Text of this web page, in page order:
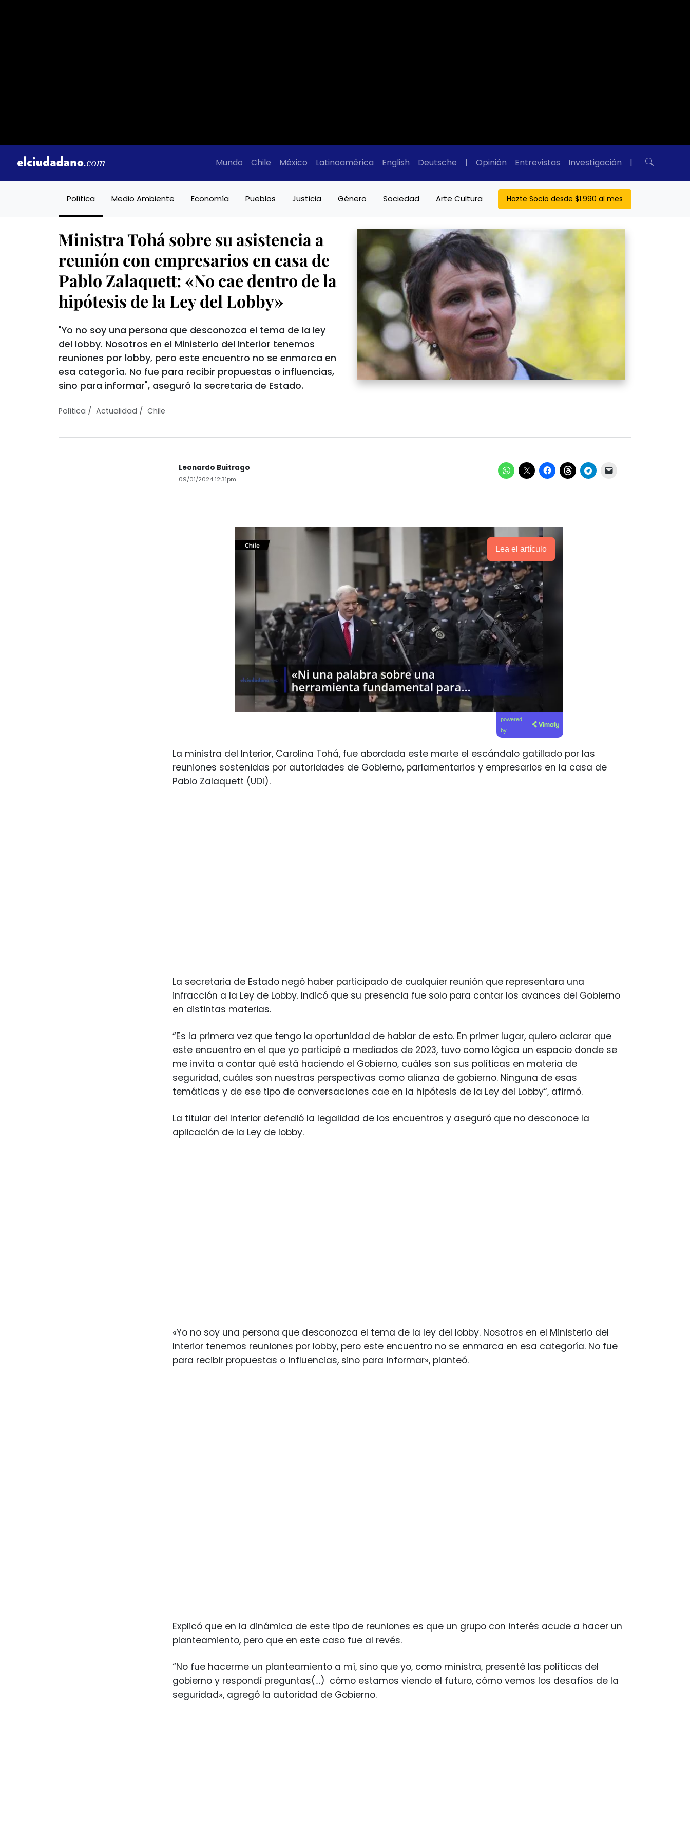
Mundo Chile México Latinoamérica English Deutsche | Opinión Entrevistas Investigación |
Política Medio Ambiente Economía Pueblos Justicia Género Sociedad Arte Cultura Hazte Socio desde $1.990 al mes
Ministra Tohá sobre su asistencia a
reunión con empresarios en casa de
Pablo Zalaquett: «No cae dentro de la
hipótesis de la Ley del Lobby»
"Yo no soy una persona que desconozca el tema de la ley
del lobby. Nosotros en el Ministerio del Interior tenemos
reuniones por lobby, pero este encuentro no se enmarca en
esa categoría. No fue para recibir propuestas o influencias,
sino para informar", aseguró la secretaria de Estado.
Política / Actualidad / Chile
Leonardo Buitrago
09/01/2024 12:31pm
Lea el artículo
powered
by
La ministra del Interior, Carolina Tohá, fue abordada este marte el escándalo gatillado por las
reuniones sostenidas por autoridades de Gobierno, parlamentarios y empresarios en la casa de
Pablo Zalaquett (UDI).
La secretaria de Estado negó haber participado de cualquier reunión que representara una
infracción a la Ley de Lobby. Indicó que su presencia fue solo para contar los avances del Gobierno
en distintas materias.
“Es la primera vez que tengo la oportunidad de hablar de esto. En primer lugar, quiero aclarar que
este encuentro en el que yo participé a mediados de 2023, tuvo como lógica un espacio donde se
me invita a contar qué está haciendo el Gobierno, cuáles son sus políticas en materia de
seguridad, cuáles son nuestras perspectivas como alianza de gobierno. Ninguna de esas
temáticas y de ese tipo de conversaciones cae en la hipótesis de la Ley del Lobby“, afirmó.
La titular del Interior defendió la legalidad de los encuentros y aseguró que no desconoce la
aplicación de la Ley de lobby.
«Yo no soy una persona que desconozca el tema de la ley del lobby. Nosotros en el Ministerio del
Interior tenemos reuniones por lobby, pero este encuentro no se enmarca en esa categoría. No fue
para recibir propuestas o influencias, sino para informar», planteó.
Explicó que en la dinámica de este tipo de reuniones es que un grupo con interés acude a hacer un
planteamiento, pero que en este caso fue al revés.
“No fue hacerme un planteamiento a mí, sino que yo, como ministra, presenté las políticas del
gobierno y respondí preguntas(…) cómo estamos viendo el futuro, cómo vemos los desafíos de la
seguridad», agregó la autoridad de Gobierno.